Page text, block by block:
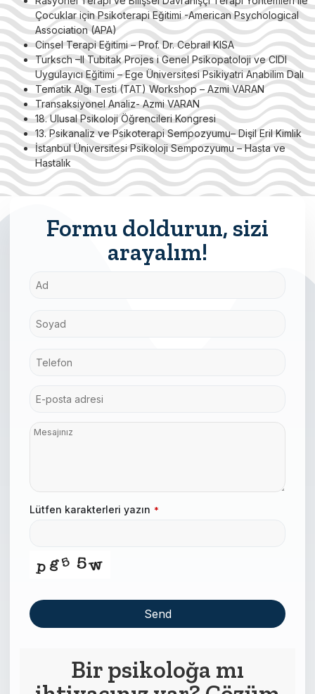
Çocuklar için Psikoterapi Eğitimi -American Psychological
Association (APA)
Cinsel Terapi Eğitimi – Prof. Dr. Cebrail KISA
Turksch –II Tubitak Projes i Genel Psikopatoloji ve CIDI
Uygulayıcı Eğitimi – Ege Üniversitesi Psikiyatri Anabilim Dalı
Tematik Algı Testi (TAT) Workshop – Azmi VARAN
Transaksiyonel Analiz- Azmi VARAN
18. Ulusal Psikoloji Öğrencileri Kongresi
13. Psikanaliz ve Psikoterapi Sempozyumu– Dişil Eril Kimlik
İstanbul Üniversitesi Psikoloji Sempozyumu – Hasta ve
Hastalık
Bir psikoloğa mı
Formu doldurun, sizi
arayalım!
Lütfen karakterleri yazın *
Send
be left